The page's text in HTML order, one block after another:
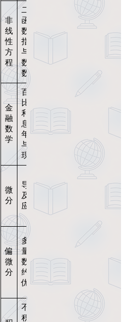
非
线
性
方
程
二次
函
数、
指数
与对
数函
数
模型
金
融
数
学
百分
比、
利
息、
年金
与折
现
估、
贷款
微
分
导数
及其
应用
化
偏
微
分
多变
量函
数、
约束
优化
资源
不定
积